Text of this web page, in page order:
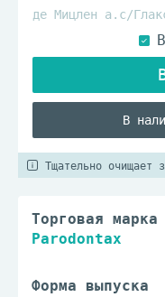
де Мицлен а.с/
В
Тщательно очищает
Торговая марка
Parodontax
Форма выпуска